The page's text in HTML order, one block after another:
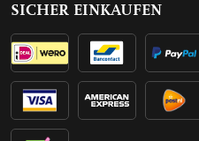
SICHER EINKAUFEN